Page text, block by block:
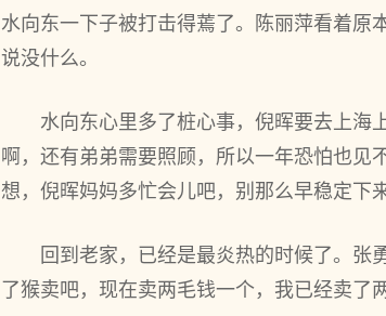
水向东一下子被打击得蔫了。陈丽萍看着原
说没什么。
水向东心里多了桩心事，倪晖要去上海
啊，还有弟弟需要照顾，所以一年恐怕也见
想，倪晖妈妈多忙会儿吧，别那么早稳定下
回到老家，已经是最炎热的时候了。张
了猴卖吧，现在卖两毛钱一个，我已经卖了